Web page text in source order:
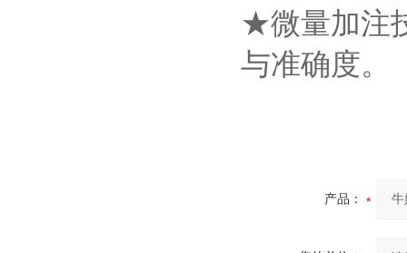
★微量加注
与准确度。
产品：